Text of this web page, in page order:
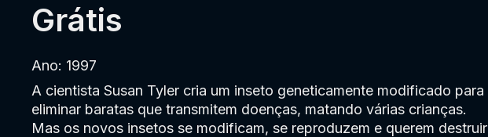
Grátis
Ano: 1997
A cientista Susan Tyler cria um inseto geneticamente modificado para
eliminar baratas que transmitem doenças, matando várias crianças.
Mas os novos insetos se modificam, se reproduzem e querem destruir